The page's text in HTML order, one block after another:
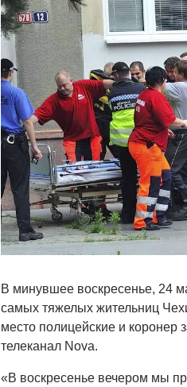
В минувшее воскресенье, 24
самых тяжелых жительниц
место полицейские и
телеканал Nova.
«В воскресенье вечером мы